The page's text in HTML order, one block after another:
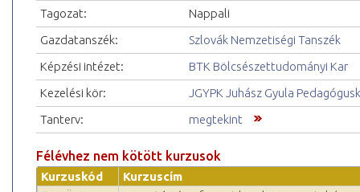
Tagozat:
Nappali
Gazdatanszék:
Szlovák Nemzetiségi Tanszék
Képzési intézet:
BTK Bölcsészettudományi Kar
Kezelési kör:
JGYPK Juhász Gyula
Tanterv:
megtekint
Félévhez nem kötött kurzusok
Kurzuskód
Kurzuscím